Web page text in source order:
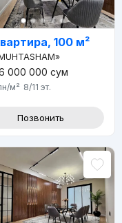
100 м²
000 000 сум
/м² 8/11 эт.
Позвонить